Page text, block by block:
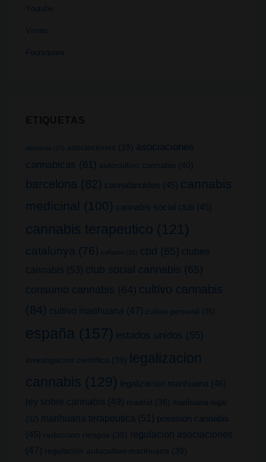
Youtube
Vimeo
Foursquare
alemania (27) asociaciones (39)
asociaciones
cannabicas (61) autocultivo cannabis (40)
barcelona (82) cannabinoides (45) cannabis
medicinal (100) cannabis social club (45)
cannabis terapeutico (121)
catalunya (76) cañamo (26) cbd (65) clubes
cannabis (53) club social cannabis (65)
consumo cannabis (64) cultivo cannabis
(84) cultivo marihuana (47) cultivo personal (35)
españa (157) estados unidos (55)
investigacion cientifica (39)
legalizacion
cannabis (129) legalizacion marihuana (46)
ley sobre cannabis (49) madrid (38)
marihuana legal
(32)
marihuana terapeutica (51) posesion cannabis
(45) reduccion riesgos (38)
regulacion asociaciones
(47) regulacion autocultivo marihuana (39)